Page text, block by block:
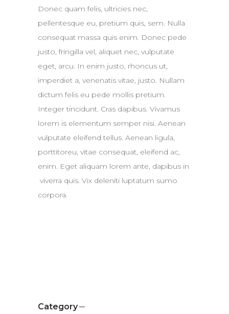
Donec quam felis, ultricies nec,
pellentesque eu, pretium quis, sem. Nulla
consequat massa quis enim. Donec pede
justo, fringilla vel, aliquet nec, vulputate
eget, arcu. In enim justo, rhoncus ut,
imperdiet a, venenatis vitae, justo. Nullam
dictum felis eu pede mollis pretium.
Integer tincidunt. Cras dapibus. Vivamus
lorem is elementum semper nisi. Aenean
vulputate eleifend tellus. Aenean ligula,
porttitoreu, vitae consequat, eleifend ac,
enim. Eget aliquam lorem ante, dapibus in
viverra quis. Vix deleniti luptatum sumo
corpora.
Category